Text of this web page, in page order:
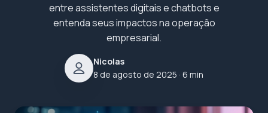
entre assistentes digitais e chatbots e
entenda seus impactos na operação
empresarial.
Nicolas
8 de agosto de 2025 · 6 min